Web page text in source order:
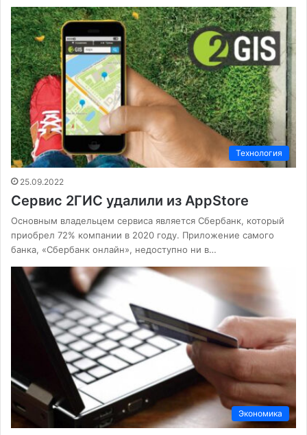
Технология
25.09.2022
Сервис 2ГИС удалили из AppStore
Основным владельцем сервиса является Сбербанк, который
приобрел 72% компании в 2020 году. Приложение самого
банка, «Сбербанк онлайн», недоступно ни в…
Экономика